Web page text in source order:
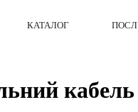
КАТАЛОГ